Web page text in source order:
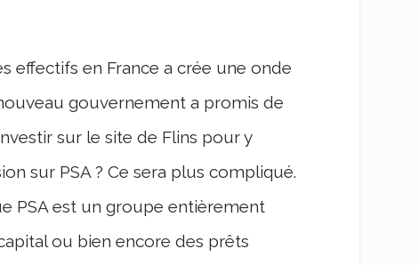
effectifs en France a crée une onde
gouvernement a promis de
sur le site de Flins pour y
sur PSA ? Ce sera plus compliqué.
PSA est un groupe entièrement
ou bien encore des prêts